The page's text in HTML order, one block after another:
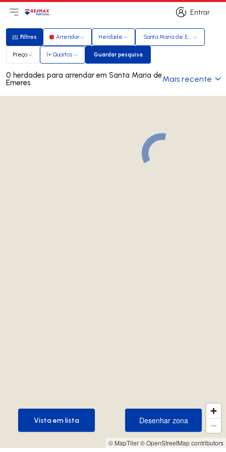
Entrar
Entrar
Abri menu principal
LogoIr para página inicial
Filtros
Filtros Arrendar Herdade Santa Maria de Emeres
Preço 1+ Quartos Guardar pesquisa
Guardar pesquisa
0 herdades para arrendar em Santa Maria de
Emeres Mais recente
© MapTiler© OpenStreetMap contributors
Desenhar zona
Desenhar zona
Vista em lista
Vista em lista